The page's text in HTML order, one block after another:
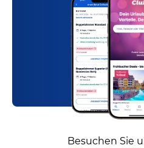
Besuchen Sie